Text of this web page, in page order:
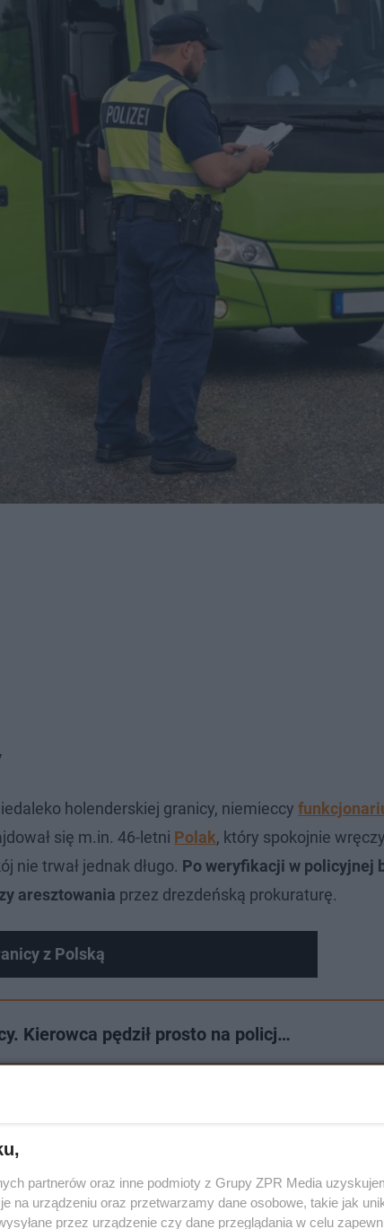
holenderskiej granicy, niemieccy
się m.in. 46-letni Polak, który spokojnie
nie trwał jednak długo. Po weryfikacji w policyjnej
aresztowania przez drezdeńską prokuraturę.
z Polską
Kierowca pędził prosto na policj…
partnerów oraz inne podmioty z Grupy ZPR Media
na urządzeniu oraz przetwarzamy dane osobowe, takie jak
przez urządzenie czy dane przeglądania w celu